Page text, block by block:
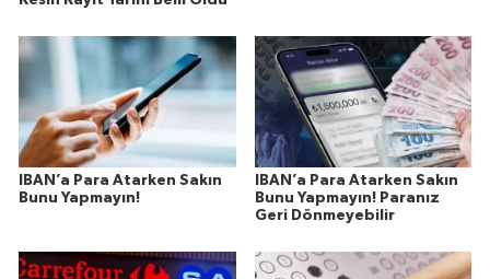
IBAN’a Para Atarken Sakın
Bunu Yapmayın!
IBAN’a Para Atarken Sakın
Bunu Yapmayın! Paranız
Geri Dönmeyebilir